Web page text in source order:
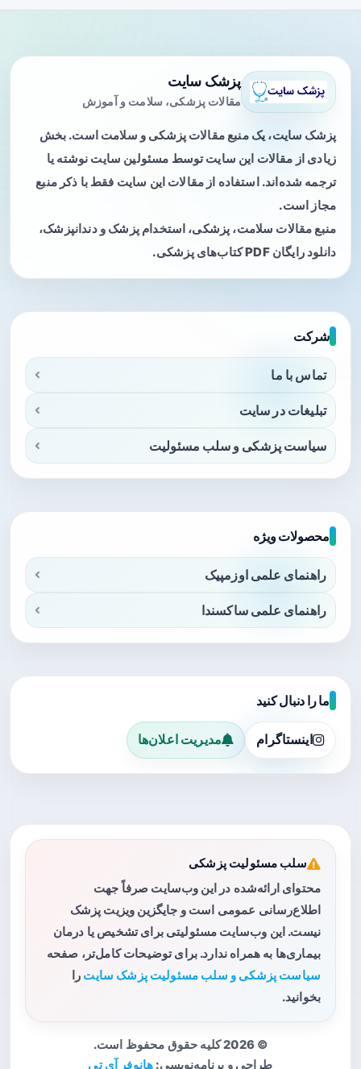
پزشک سایت
مقالات پزشکی، سلامت و آموزش
پزشک سایت، یک منبع مقالات پزشکی و سلامت است. بخش
زیادی از مقالات این سایت توسط مسئولین سایت نوشته یا
ترجمه شده‌اند. استفاده از مقالات این سایت فقط با ذکر منبع
مجاز است.
منبع مقالات سلامت، پزشکی، استخدام پزشک و دندانپزشک،
دانلود رایگان PDF کتاب‌های پزشکی.
شرکت
تماس با ما
تبلیغات در سایت
سیاست پزشکی و سلب مسئولیت
محصولات ویژه
راهنمای علمی اوزمپیک
راهنمای علمی ساکسندا
ما را دنبال کنید
اینستاگرام مدیریت اعلان‌ها
سلب مسئولیت پزشکی
محتوای ارائه‌شده در این وب‌سایت صرفاً جهت
اطلاع‌رسانی عمومی است و جایگزین ویزیت پزشک
نیست. این وب‌سایت مسئولیتی برای تشخیص یا درمان
بیماری‌ها به همراه ندارد. برای توضیحات کامل‌تر، صفحه
سیاست پزشکی و سلب مسئولیت پزشک سایت را
بخوانید.
© 2026 کلیه حقوق محفوظ است.
طراحی و برنامه‌نویسی: هانوفر آی تی